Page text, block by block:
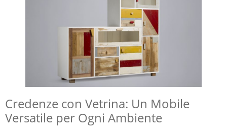
Credenze con Vetrina: Un Mobile
Versatile per Ogni Ambiente